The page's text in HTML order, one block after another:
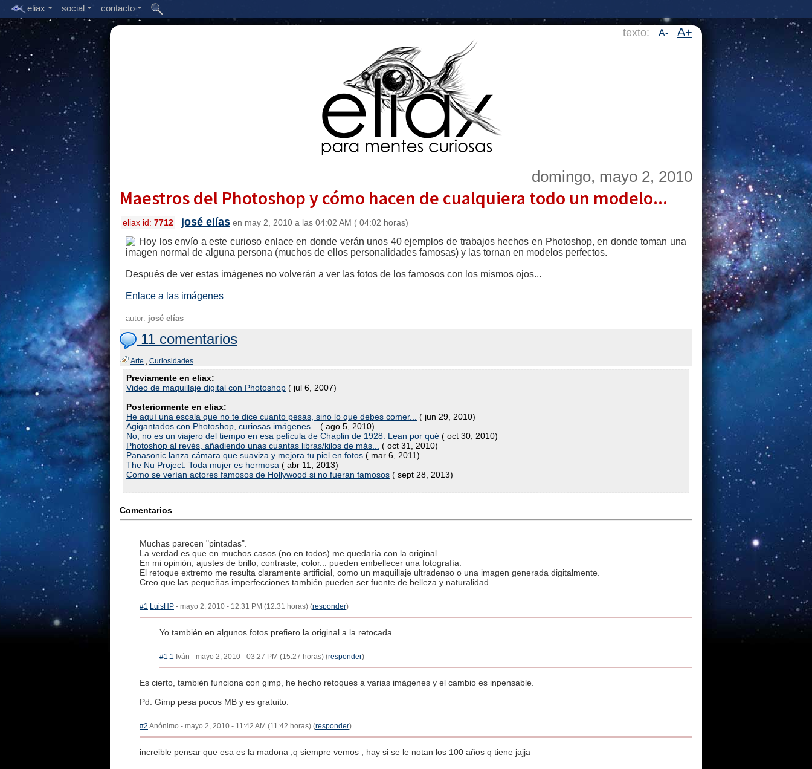
eliax social contacto
texto: A- A+
domingo, mayo 2, 2010
Maestros del Photoshop y cómo hacen de cualquiera todo un modelo...
eliax id: 7712 josé elías en may 2, 2010 a las 04:02 AM ( 04:02 horas)
Hoy los envío a este curioso enlace en donde verán unos 40 ejemplos de trabajos hechos en Photoshop, en donde toman una
imagen normal de alguna persona (muchos de ellos personalidades famosas) y las tornan en modelos perfectos.
Después de ver estas imágenes no volverán a ver las fotos de los famosos con los mismos ojos...
Enlace a las imágenes
autor: josé elías
11 comentarios
Arte , Curiosidades
Previamente en eliax:
Video de maquillaje digital con Photoshop ( jul 6, 2007)
Posteriormente en eliax:
He aquí una escala que no te dice cuanto pesas, sino lo que debes comer...
( jun 29, 2010)
Agigantados con Photoshop, curiosas imágenes...
( ago 5, 2010)
No, no es un viajero del tiempo en esa película de Chaplin de 1928. Lean por qué ( oct 30, 2010)
Photoshop al revés, añadiendo unas cuantas libras/kilos de más...
( oct 31, 2010)
Panasonic lanza cámara que suaviza y mejora tu piel en fotos ( mar 6, 2011)
The Nu Project: Toda mujer es hermosa ( abr 11, 2013)
Como se verían actores famosos de Hollywood si no fueran famosos ( sept 28, 2013)
Comentarios
Muchas parecen "pintadas".
La verdad es que en muchos casos (no en todos) me quedaría con la original.
En mi opinión, ajustes de brillo, contraste, color... pueden embellecer una fotografía.
El retoque extremo me resulta claramente artificial, como un maquillaje ultradenso o una imagen generada digitalmente.
Creo que las pequeñas imperfecciones también pueden ser fuente de belleza y naturalidad.
#1 LuisHP - mayo 2, 2010 - 12:31 PM (12:31 horas) (responder)
Yo también en algunos fotos prefiero la original a la retocada.
#1.1 Iván - mayo 2, 2010 - 03:27 PM (15:27 horas) (responder)
Es cierto, también funciona con gimp, he hecho retoques a varias imágenes y el cambio es inpensable.
Pd. Gimp pesa pocos MB y es gratuito.
#2 Anónimo - mayo 2, 2010 - 11:42 AM (11:42 horas) (responder)
increible pensar que esa es la madona ,q siempre vemos , hay si se le notan los 100 años q tiene jajja